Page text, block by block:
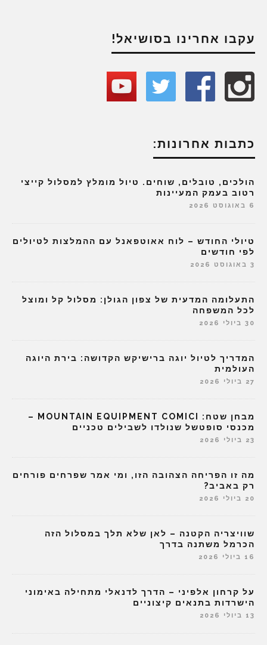
עקבו אחרינו בסושיאל!
כתבות אחרונות:
הולכים, טובלים, שוחים. טיול מומלץ למסלול קייצי
רטוב בעמק המעיינות
6 באוגוסט 2026
טיולי החודש – לוח אאוטפאנל עם ההמלצות לטיולים
לפי חודשים
3 באוגוסט 2026
התעלומה המדעית של צפון הגולן: מסלול קל ומוצל
לכל המשפחה
30 ביולי 2026
המדריך לטיול יוגה ברישיקש הקדושה: בירת היוגה
העולמית
27 ביולי 2026
מבחן שטח: MOUNTAIN EQUIPMENT COMICI –
מכנסי סופטשל שנולדו לשבילים טכניים
23 ביולי 2026
מה זו הפריחה הצהובה הזו, ומי אמר שפרחים פורחים
רק באביב?
20 ביולי 2026
שוויצריה הקטנה – לאן שלא תלך במסלול הזה
הכרמל משתנה בדרך
16 ביולי 2026
על קרחון אלפיני – הדרך לדנאלי מתחילה באימוני
הישרדות בתנאים קיצוניים
13 ביולי 2026